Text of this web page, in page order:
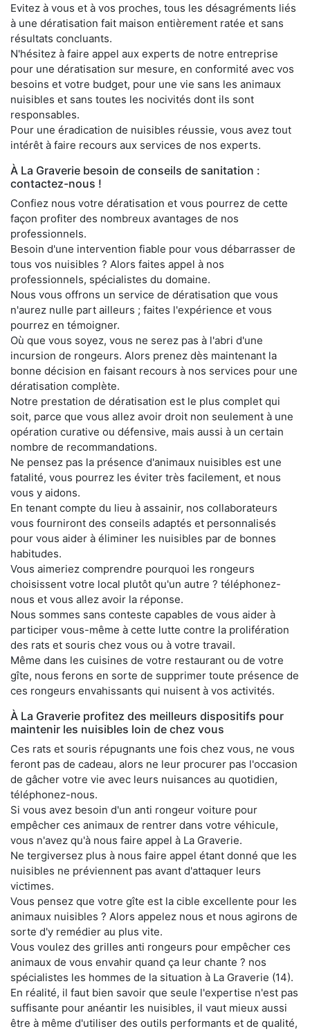
Evitez à vous et à vos proches, tous les désagréments liés
à une dératisation fait maison entièrement ratée et sans
résultats concluants.
N'hésitez à faire appel aux experts de notre entreprise
pour une dératisation sur mesure, en conformité avec vos
besoins et votre budget, pour une vie sans les animaux
nuisibles et sans toutes les nocivités dont ils sont
responsables.
Pour une éradication de nuisibles réussie, vous avez tout
intérêt à faire recours aux services de nos experts.
À La Graverie besoin de conseils de sanitation :
contactez-nous !
Confiez nous votre dératisation et vous pourrez de cette
façon profiter des nombreux avantages de nos
professionnels.
Besoin d'une intervention fiable pour vous débarrasser de
tous vos nuisibles ? Alors faites appel à nos
professionnels, spécialistes du domaine.
Nous vous offrons un service de dératisation que vous
n'aurez nulle part ailleurs ; faites l'expérience et vous
pourrez en témoigner.
Où que vous soyez, vous ne serez pas à l'abri d'une
incursion de rongeurs. Alors prenez dès maintenant la
bonne décision en faisant recours à nos services pour une
dératisation complète.
Notre prestation de dératisation est le plus complet qui
soit, parce que vous allez avoir droit non seulement à une
opération curative ou défensive, mais aussi à un certain
nombre de recommandations.
Ne pensez pas la présence d'animaux nuisibles est une
fatalité, vous pourrez les éviter très facilement, et nous
vous y aidons.
En tenant compte du lieu à assainir, nos collaborateurs
vous fourniront des conseils adaptés et personnalisés
pour vous aider à éliminer les nuisibles par de bonnes
habitudes.
Vous aimeriez comprendre pourquoi les rongeurs
choisissent votre local plutôt qu'un autre ? téléphonez-
nous et vous allez avoir la réponse.
Nous sommes sans conteste capables de vous aider à
participer vous-même à cette lutte contre la prolifération
des rats et souris chez vous ou à votre travail.
Même dans les cuisines de votre restaurant ou de votre
gîte, nous ferons en sorte de supprimer toute présence de
ces rongeurs envahissants qui nuisent à vos activités.
À La Graverie profitez des meilleurs dispositifs pour
maintenir les nuisibles loin de chez vous
Ces rats et souris répugnants une fois chez vous, ne vous
feront pas de cadeau, alors ne leur procurer pas l'occasion
de gâcher votre vie avec leurs nuisances au quotidien,
téléphonez-nous.
Si vous avez besoin d'un anti rongeur voiture pour
empêcher ces animaux de rentrer dans votre véhicule,
vous n'avez qu'à nous faire appel à La Graverie.
Ne tergiversez plus à nous faire appel étant donné que les
nuisibles ne préviennent pas avant d'attaquer leurs
victimes.
Vous pensez que votre gîte est la cible excellente pour les
animaux nuisibles ? Alors appelez nous et nous agirons de
sorte d'y remédier au plus vite.
Vous voulez des grilles anti rongeurs pour empêcher ces
animaux de vous envahir quand ça leur chante ? nos
spécialistes les hommes de la situation à La Graverie (14).
En réalité, il faut bien savoir que seule l'expertise n'est pas
suffisante pour anéantir les nuisibles, il vaut mieux aussi
être à même d'utiliser des outils performants et de qualité,